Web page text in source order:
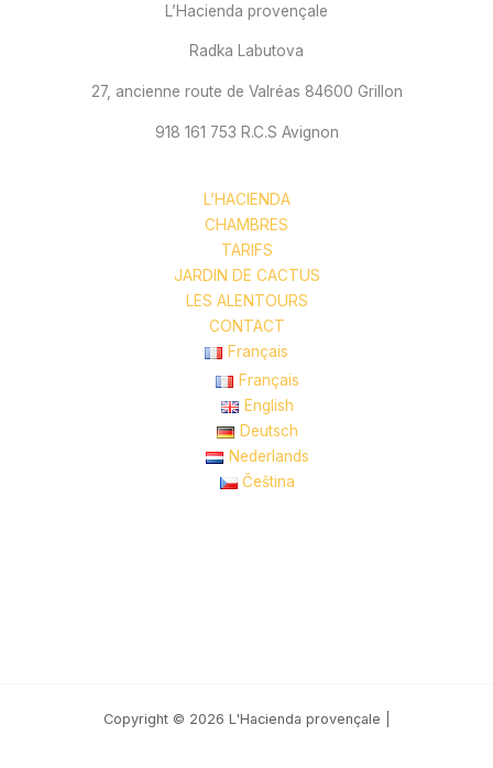
L’Hacienda provençale
Radka Labutova
27, ancienne route de Valréas 84600 Grillon
918 161 753 R.C.S Avignon
L’HACIENDA
CHAMBRES
TARIFS
JARDIN DE CACTUS
LES ALENTOURS
CONTACT
Français
Français
English
Deutsch
Nederlands
Čeština
Copyright © 2026 L'Hacienda provençale |